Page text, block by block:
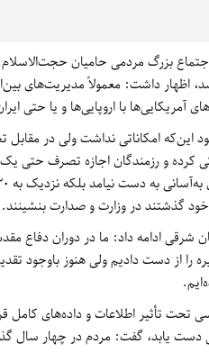
بزرگ مردمی حامیان حجت‌الاسلام
اظهار داشت: معمولاً مدیریت‌های
آمریکایی‌ها با اروپایی‌ها و یا حتی
این‌که امکاناتی نداشت ولی در مقابل
کرده و رزمندگان اجازه تصرف حتی
گذشتند در وزارت و صدارت بنشینند.
شرقی ادامه داد: ما در دوران دفاع
را از دست دادیم ولی هنوز باوجود
تحت تأثیر اطلاعات و داده‌های کامل
دست یابد، گفت: مردم در چهار سال